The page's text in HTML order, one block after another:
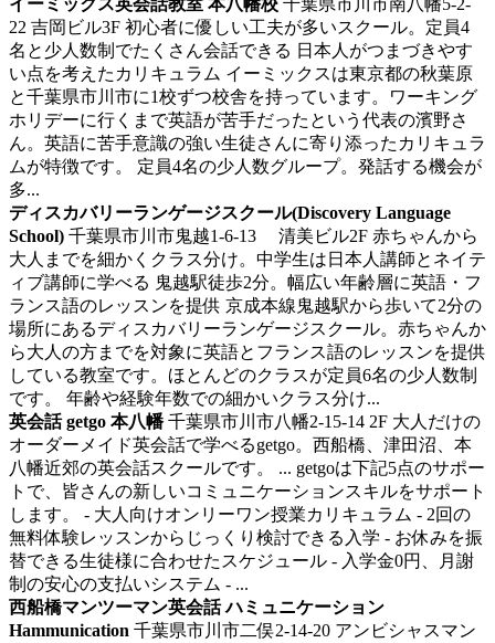
イーミックス英会話教室 本八幡校 千葉県市川市南八幡5-2-
22 吉岡ビル3F 初心者に優しい工夫が多いスクール。定員4
名と少人数制でたくさん会話できる 日本人がつまづきやす
い点を考えたカリキュラム イーミックスは東京都の秋葉原
と千葉県市川市に1校ずつ校舎を持っています。ワーキング
ホリデーに行くまで英語が苦手だったという代表の濱野さ
ん。英語に苦手意識の強い生徒さんに寄り添ったカリキュラ
ムが特徴です。 定員4名の少人数グループ。発話する機会が
多...
ディスカバリーランゲージスクール(Discovery Language
School) 千葉県市川市鬼越1-6-13 清美ビル2F 赤ちゃんから
大人までを細かくクラス分け。中学生は日本人講師とネイテ
ィブ講師に学べる 鬼越駅徒歩2分。幅広い年齢層に英語・フ
ランス語のレッスンを提供 京成本線鬼越駅から歩いて2分の
場所にあるディスカバリーランゲージスクール。赤ちゃんか
ら大人の方までを対象に英語とフランス語のレッスンを提供
している教室です。ほとんどのクラスが定員6名の少人数制
です。 年齢や経験年数での細かいクラス分け...
英会話 getgo 本八幡千葉県市川市八幡2-15-14 2F 大人だけの
オーダーメイド英会話で学べるgetgo。西船橋、津田沼、本
八幡近郊の英会話スクールです。 ... getgoは下記5点のサポー
トで、皆さんの新しいコミュニケーションスキルをサポート
します。 - 大人向けオンリーワン授業カリキュラム - 2回の
無料体験レッスンからじっくり検討できる入学 - お休みを振
替できる生徒様に合わせたスケジュール - 入学金0円、月謝
制の安心の支払いシステム - ...
西船橋マンツーマン英会話 ハミュニケーション
Hammunication 千葉県市川市二俣2-14-20 アンビシャスマン